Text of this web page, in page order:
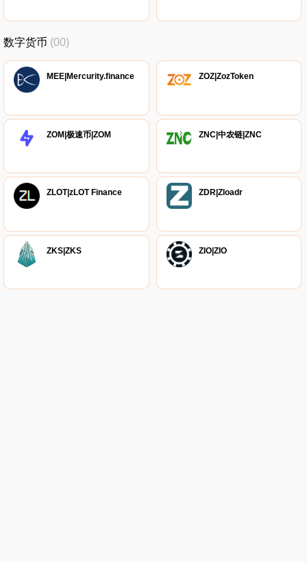
数字货币 (00)
MEE|Mercurity.finance ZOZ|ZozToken
ZOM|极速币|ZOM ZNC|中农链|ZNC
ZLOT|zLOT Finance ZDR|Zloadr
ZKS|ZKS ZIO|ZIO